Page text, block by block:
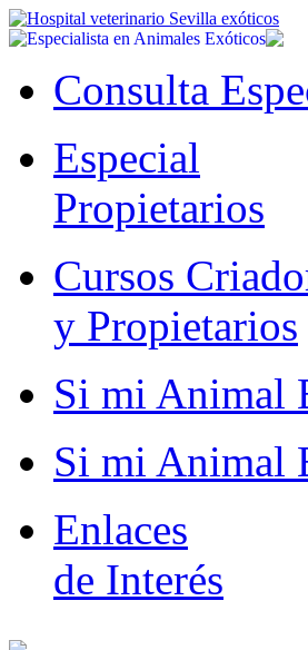
Consulta
Especial
Propietarios
Cursos
y Propietarios
Si mi Animal
Si mi Animal
Enlaces
de Interés